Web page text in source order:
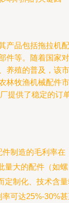
产品包括拖拉机配
件等。随着国家对
养殖的普及，该市
林牧渔机械配件市
提供了稳定的订
制造的毛利率在
量大的配件（如螺
定制化、技术含
可达25%-30%